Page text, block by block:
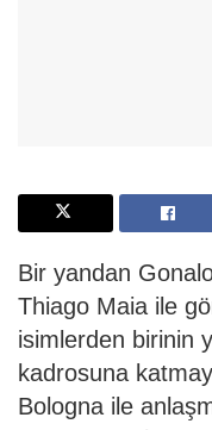
Bir yandan
Thiago Maia ile
isimlerden birinin
kadrosuna
Bologna ile